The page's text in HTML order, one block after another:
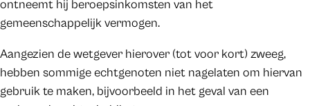
ontneemt hij beroepsinkomsten van het
gemeenschappelijk vermogen.
Aangezien de wetgever hierover (tot voor kort) zweeg,
hebben sommige echtgenoten niet nagelaten om hiervan
gebruik te maken, bijvoorbeeld in het geval van een